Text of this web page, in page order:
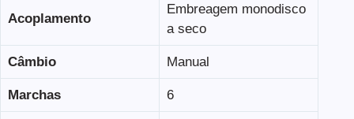
Acoplamento
Embreagem monodisco
a seco
Câmbio Manual
Marchas 6